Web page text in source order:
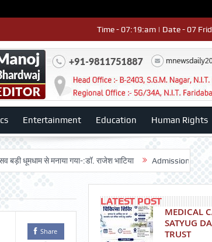
Time - 07:19:am | Date - 07
Entertainment Education Human Rights
से मनाया गया-:डॉ. राजेश भाटिया Admission advertisment
Share
LATEST POST
MEDICAL
SATYUG
TRUST